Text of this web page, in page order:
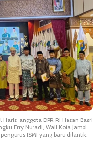
anggota DPR RI Hasan Basri
Erry Nuradi, Wali Kota Jambi
ISMI yang baru dilantik.